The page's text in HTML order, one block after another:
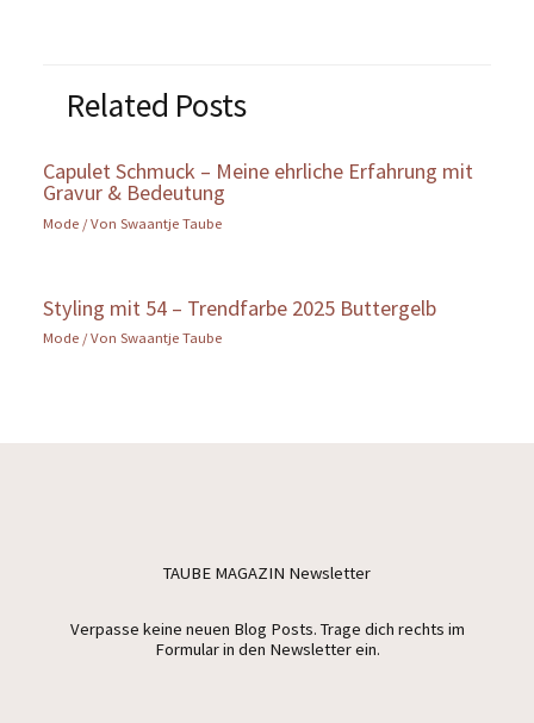
Related Posts
Capulet Schmuck – Meine ehrliche Erfahrung mit
Gravur & Bedeutung
Mode / VonSwaantje Taube
Styling mit 54 – Trendfarbe 2025 Buttergelb
Mode / VonSwaantje Taube
TAUBE MAGAZIN Newsletter
Verpasse keine neuen Blog Posts. Trage dich rechts im
Formular in den Newsletter ein.